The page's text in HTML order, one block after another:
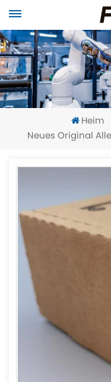
Heim
Neues Original